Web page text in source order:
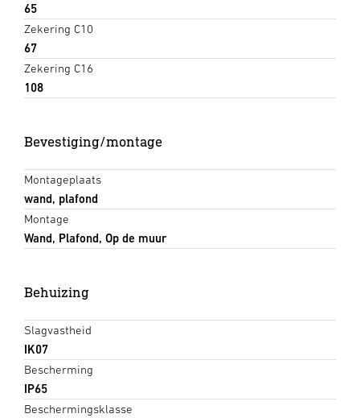
65
Zekering C10
67
Zekering C16
108
Bevestiging/montage
Montageplaats
wand, plafond
Montage
Wand, Plafond, Op de muur
Behuizing
Slagvastheid
IK07
Bescherming
IP65
Beschermingsklasse